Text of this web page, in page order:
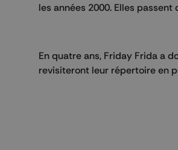
les années 2000. Elles
En quatre ans, Friday Frida a
revisiteront leur répertoire en